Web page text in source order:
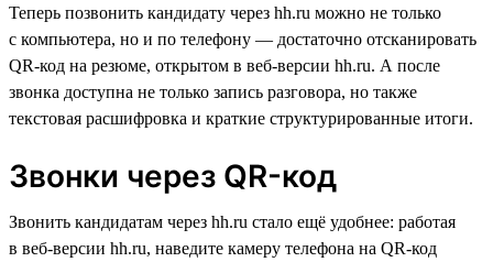
Теперь позвонить кандидату через hh.ru можно не только
с компьютера, но и по телефону — достаточно отсканировать
QR-код на резюме, открытом в веб-версии hh.ru. А после
звонка доступна не только запись разговора, но также
текстовая расшифровка и краткие структурированные итоги.
Звонки через QR-код
Звонить кандидатам через hh.ru стало ещё удобнее: работая
в веб-версии hh.ru, наведите камеру телефона на QR-код